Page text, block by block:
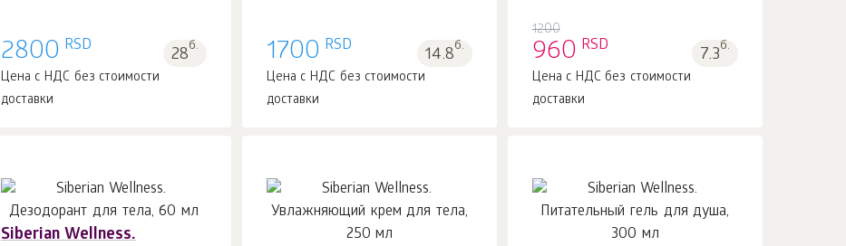
2800 RSD 28б.
Цена с НДС без стоимости
доставки
1700 RSD 14.8б.
Цена с НДС без стоимости
доставки
1200
960 RSD 7.3б.
Цена с НДС без стоимости
доставки
Siberian Wellness.